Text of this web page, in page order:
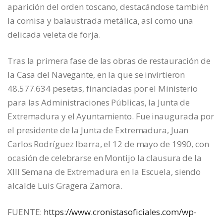
aparición del orden toscano, destacándose también
la cornisa y balaustrada metálica, así como una
delicada veleta de forja.
Tras la primera fase de las obras de restauración de
la Casa del Navegante, en la que se invirtieron
48.577.634 pesetas, financiadas por el Ministerio
para las Administraciones Públicas, la Junta de
Extremadura y el Ayuntamiento. Fue inaugurada por
el presidente de la Junta de Extremadura, Juan
Carlos Rodríguez Ibarra, el 12 de mayo de 1990, con
ocasión de celebrarse en Montijo la clausura de la
XIII Semana de Extremadura en la Escuela, siendo
alcalde Luis Gragera Zamora.
FUENTE: https://www.cronistasoficiales.com/wp-